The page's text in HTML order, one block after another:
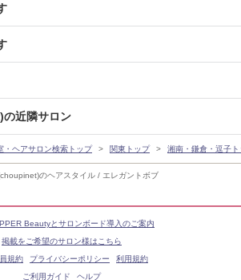
のヘアスタイル / エレガントボブ
近隣サロン
・ヘアサロン検索トップ 関東トップ 湘南・鎌倉・逗子ト
Beautyとサロンボード導入のご案内
掲載をご希望のサロン様はこちら
規約
プライバシーポリシー
利用規約
ご利用ガイド
ヘルプ